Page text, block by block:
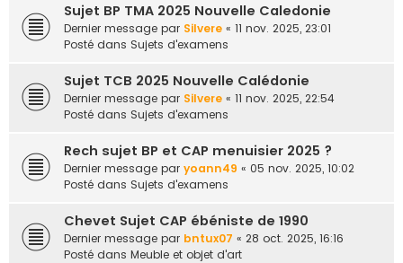
Sujet BP TMA 2025 Nouvelle Caledonie
Dernier message par Silvere « 11 nov. 2025, 23:01
Posté dans Sujets d'examens
Sujet TCB 2025 Nouvelle Calédonie
Dernier message par Silvere « 11 nov. 2025, 22:54
Posté dans Sujets d'examens
Rech sujet BP et CAP menuisier 2025 ?
Dernier message par yoann49 « 05 nov. 2025, 10:02
Posté dans Sujets d'examens
Chevet Sujet CAP ébéniste de 1990
Dernier message par bntux07 « 28 oct. 2025, 16:16
Posté dans Meuble et objet d'art